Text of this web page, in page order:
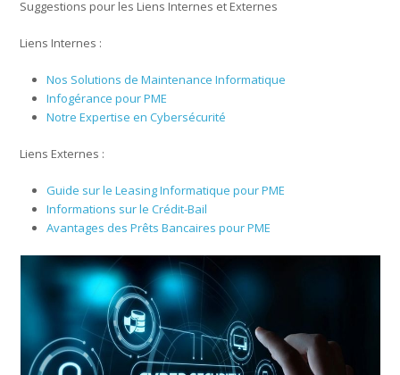
Suggestions pour les Liens Internes et Externes
Liens Internes :
Nos Solutions de Maintenance Informatique
Infogérance pour PME
Notre Expertise en Cybersécurité
Liens Externes :
Guide sur le Leasing Informatique pour PME
Informations sur le Crédit-Bail
Avantages des Prêts Bancaires pour PME